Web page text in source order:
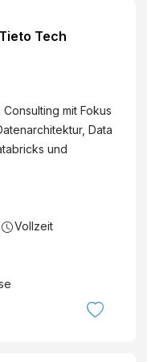
Tech
mit Fokus
Data
und
Vollzeit